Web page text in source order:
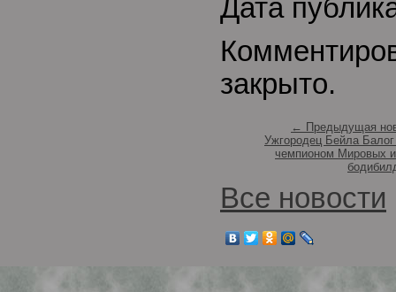
Дата
закрыто.
← Предыдущая
Ужгородец Бейла Балог
чемпионом Мировых
Все новости